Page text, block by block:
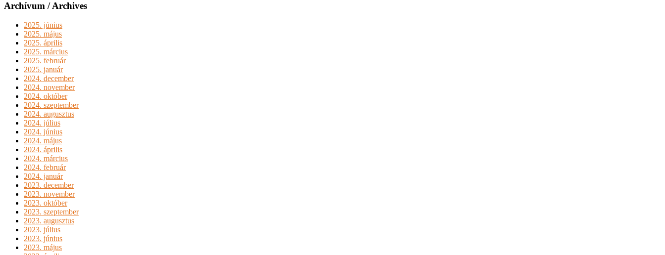
Archívum / Archives
2025. június
2025. május
2025. április
2025. március
2025. február
2025. január
2024. december
2024. november
2024. október
2024. szeptember
2024. augusztus
2024. július
2024. június
2024. május
2024. április
2024. március
2024. február
2024. január
2023. december
2023. november
2023. október
2023. szeptember
2023. augusztus
2023. július
2023. június
2023. május